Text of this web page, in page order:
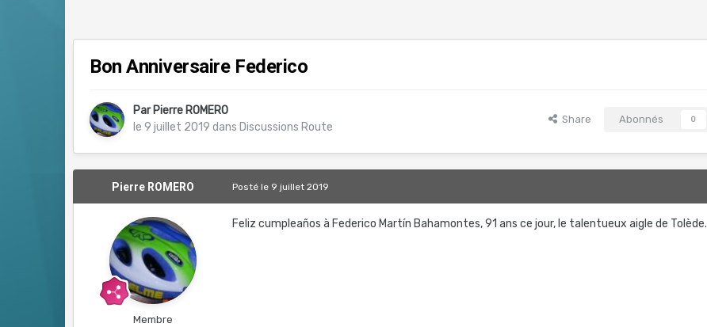
Bon Anniversaire Federico
Par Pierre ROMERO
le 9 juillet 2019 dans Discussions Route
Share Abonnés 0
Pierre ROMERO
Membre
Postéle 9 juillet 2019
Feliz cumpleaños à Federico Martín Bahamontes, 91 ans ce jour, le talentueux aigle de Tolède.